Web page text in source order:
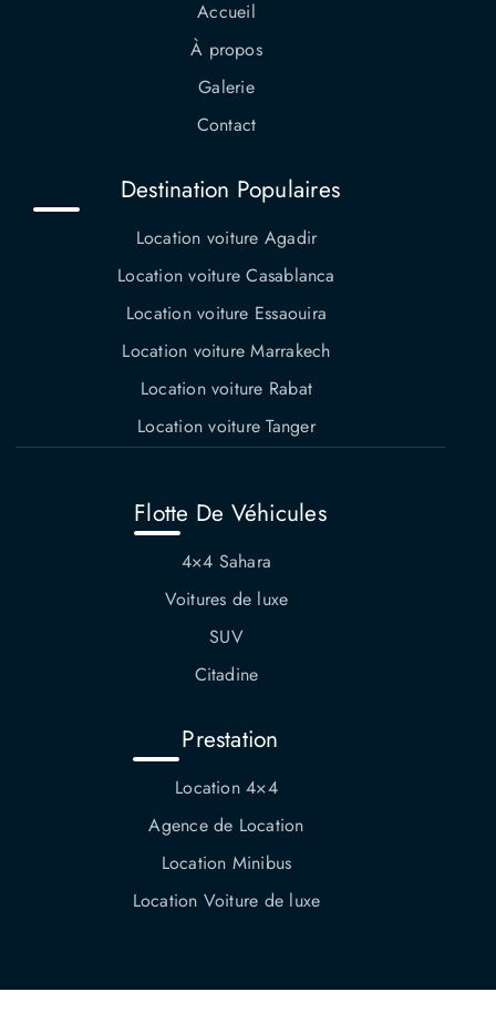
Accueil
À propos
Galerie
Contact
Destination Populaires
Location voiture Agadir
Location voiture Casablanca
Location voiture Essaouira
Location voiture Marrakech
Location voiture Rabat
Location voiture Tanger
Flotte De Véhicules
4×4 Sahara
Voitures de luxe
SUV
Citadine
Prestation
Location 4×4
Agence de Location
Location Minibus
Location Voiture de luxe